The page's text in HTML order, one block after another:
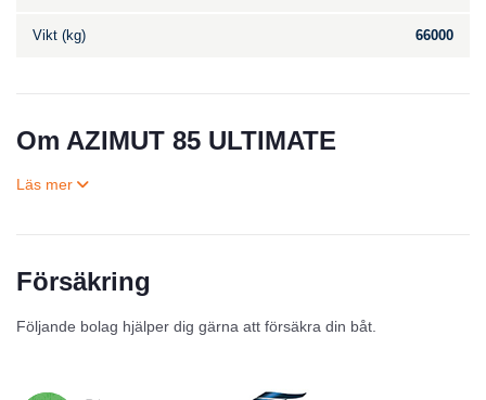
Vikt (kg) 66000
Om AZIMUT 85 ULTIMATE
Försäkring
Följande bolag hjälper dig gärna att försäkra din båt.